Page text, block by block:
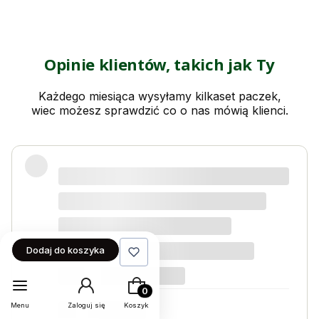
Opinie klientów, takich jak Ty
Każdego miesiąca wysyłamy kilkaset paczek,
wiec możesz sprawdzić co o nas mówią klienci.
kwitnących 1kg na 1000l wody Activ Garden
Dodaj do koszyka
Menu Zaloguj się
Produkty w koszyku: 0. Zobacz
Koszyk